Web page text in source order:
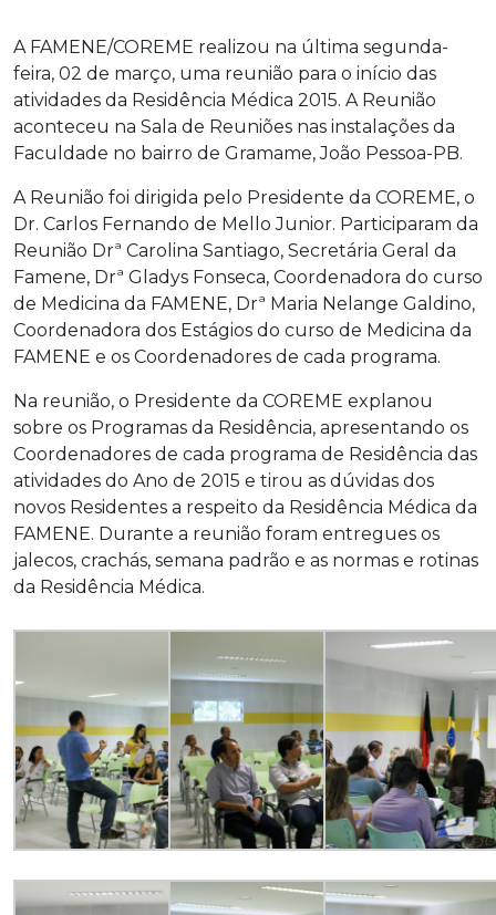
A FAMENE/COREME realizou na última segunda-
feira, 02 de março, uma reunião para o início das
atividades da Residência Médica 2015. A Reunião
aconteceu na Sala de Reuniões nas instalações da
Faculdade no bairro de Gramame, João Pessoa-PB.
A Reunião foi dirigida pelo Presidente da COREME, o
Dr. Carlos Fernando de Mello Junior. Participaram da
Reunião Drª Carolina Santiago, Secretária Geral da
Famene, Drª Gladys Fonseca, Coordenadora do curso
de Medicina da FAMENE, Drª Maria Nelange Galdino,
Coordenadora dos Estágios do curso de Medicina da
FAMENE e os Coordenadores de cada programa.
Na reunião, o Presidente da COREME explanou
sobre os Programas da Residência, apresentando os
Coordenadores de cada programa de Residência das
atividades do Ano de 2015 e tirou as dúvidas dos
novos Residentes a respeito da Residência Médica da
FAMENE. Durante a reunião foram entregues os
jalecos, crachás, semana padrão e as normas e rotinas
da Residência Médica.